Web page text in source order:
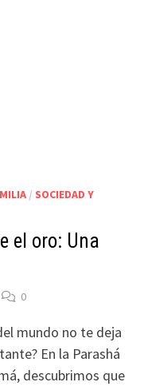
/ SOCIEDAD Y
el oro: Una
0
mundo no te deja
En la Parashá
descubrimos que